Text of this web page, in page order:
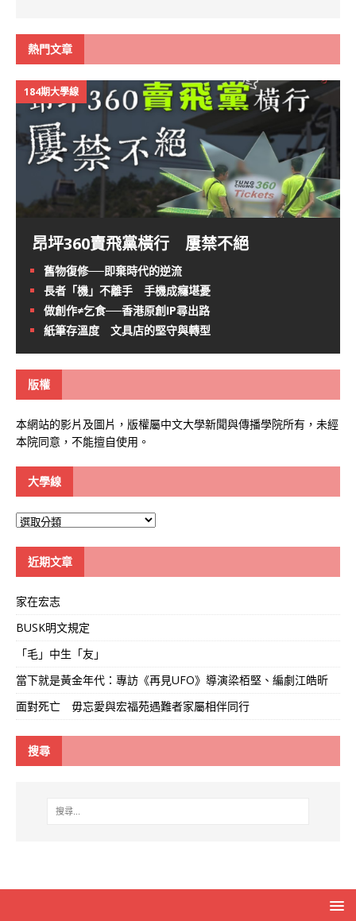
熱門文章
184期大學線
昂坪360賣飛黨橫行 屢禁不絕
舊物復修──即棄時代的逆流
長者「機」不離手 手機成癮堪憂
做創作≠乞食──香港原創IP尋出路
紙筆存溫度 文具店的堅守與轉型
版權
本網站的影片及圖片，版權屬中文大學新聞與傳播學院所有，未經
本院同意，不能擅自使用。
大學線
大
近期文章
家在宏志
BUSK明文規定
「毛」中生「友」
當下就是黃金年代：專訪《再見UFO》導演梁栢堅、編劇江皓昕
面對死亡 毋忘愛與宏福苑遇難者家屬相伴同行
搜尋